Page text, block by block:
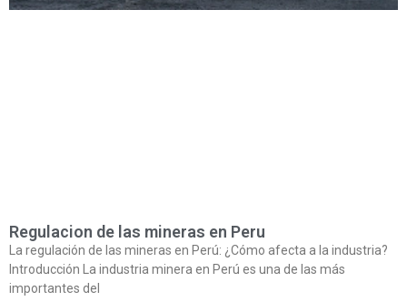
Regulacion de las mineras en Peru
La regulación de las mineras en Perú: ¿Cómo afecta a la industria?
Introducción La industria minera en Perú es una de las más
importantes del